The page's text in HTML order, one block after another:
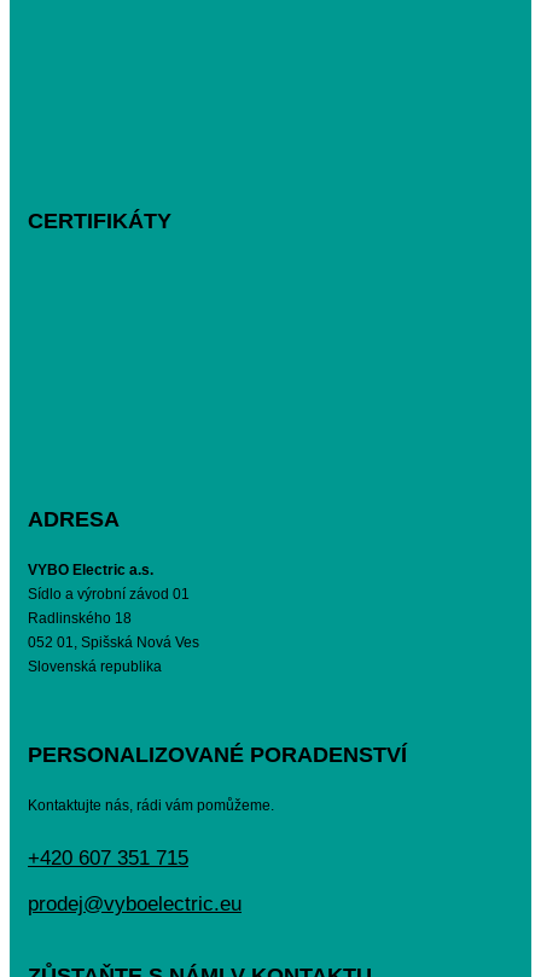
CERTIFIKÁTY
ADRESA
VYBO Electric a.s.
Sídlo a výrobní závod 01
Radlinského 18
052 01, Spišská Nová Ves
Slovenská republika
PERSONALIZOVANÉ PORADENSTVÍ
Kontaktujte nás, rádi vám pomůžeme.
+420 607 351 715
prodej@vyboelectric.eu